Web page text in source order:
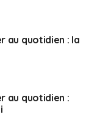
au quotidien : la
au quotidien :